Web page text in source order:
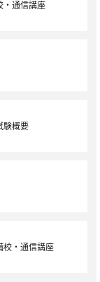
・通信講座
験概要
校・通信講座